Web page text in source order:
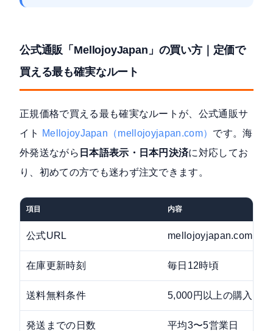
公式通販「MellojoyJapan」の買い方｜定価で
買える最も確実なルート
正規価格で買える最も確実なルートが、公式通販サ
イト
MellojoyJapan（mellojoyjapan.com） です。海
外発送ながら 日本語表示・日本円決済に対応してお
り、初めての方でも迷わず注文できます。
項目 内容
公式URL mellojoyjapan.com
在庫更新時刻 毎日12時頃
送料無料条件 5,000円以上の購入
発送までの日数 平均3〜5営業日